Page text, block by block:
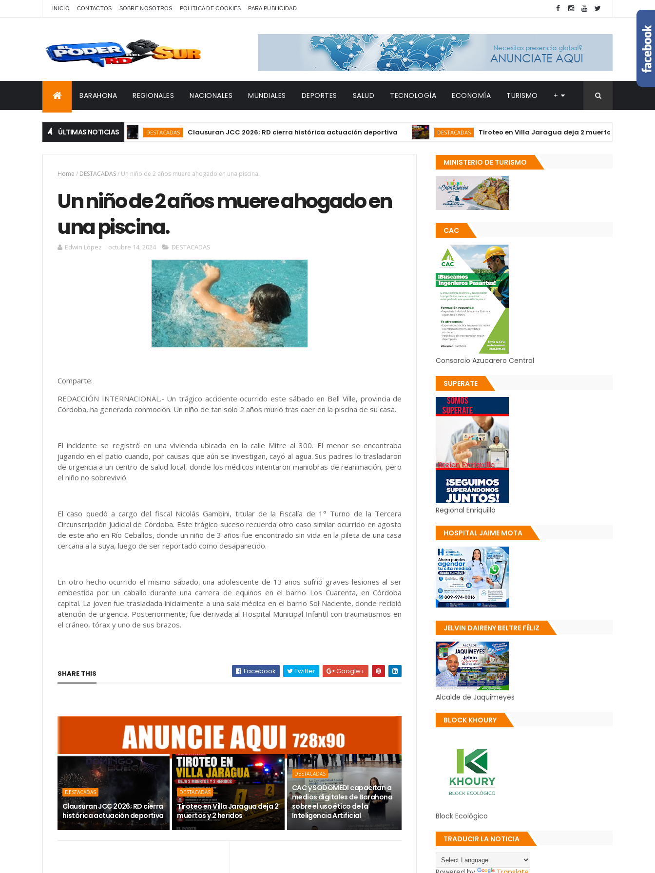
INICIO CONTACTOS SOBRE NOSOTROS POLITICA DE COOKIES PARA PUBLICIDAD
BARAHONA REGIONALES NACIONALES MUNDIALES DEPORTES SALUD TECNOLOGÍA ECONOMÍA TURISMO +
ÚLTIMAS NOTICIAS DESTACADAS Clausuran JCC 2026; RD cierra histórica actuación deportiva DESTACADAS Tiroteo en Villa Jaragua deja 2 muertos y 2 heridos
Home / DESTACADAS/ Un niño de 2 años muere ahogado en una piscina.
Un niño de 2 años muere ahogado en
una piscina.
Edwin López octubre 14, 2024 DESTACADAS
Comparte:
REDACCIÓN INTERNACIONAL.- Un trágico accidente ocurrido este sábado en Bell Ville, provincia de
Córdoba, ha generado conmoción. Un niño de tan solo 2 años murió tras caer en la piscina de su casa.
El incidente se registró en una vivienda ubicada en la calle Mitre al 300. El menor se encontraba
jugando en el patio cuando, por causas que aún se investigan, cayó al agua. Sus padres lo trasladaron
de urgencia a un centro de salud local, donde los médicos intentaron maniobras de reanimación, pero
el niño no sobrevivió.
El caso quedó a cargo del fiscal Nicolás Gambini, titular de la Fiscalía de 1° Turno de la Tercera
Circunscripción Judicial de Córdoba. Este trágico suceso recuerda otro caso similar ocurrido en agosto
de este año en Río Ceballos, donde un niño de 3 años fue encontrado sin vida en la pileta de una casa
cercana a la suya, luego de ser reportado como desaparecido.
En otro hecho ocurrido el mismo sábado, una adolescente de 13 años sufrió graves lesiones al ser
embestida por un caballo durante una carrera de equinos en el barrio Los Cuarenta, en Córdoba
capital. La joven fue trasladada inicialmente a una sala médica en el barrio Sol Naciente, donde recibió
atención de urgencia. Posteriormente, fue derivada al Hospital Municipal Infantil con traumatismos en
el cráneo, tórax y uno de sus brazos.
SHARE THIS Facebook Twitter Google+
DESTACADAS
Clausuran JCC 2026; RD cierra
histórica actuación deportiva
DESTACADAS
Tiroteo en Villa Jaragua deja 2
muertos y 2 heridos
DESTACADAS
CAC y SODOMEDI capacitan a
medios digitales de Barahona
sobre el uso ético de la
Inteligencia Artificial
MINISTERIO DE TURISMO
CAC
Consorcio Azucarero Central
SUPERATE
Regional Enriquillo
HOSPITAL JAIME MOTA
JELVIN DAIRENY BELTRE FÉLIZ
Alcalde de Jaquimeyes
BLOCK KHOURY
Block Ecológico
TRADUCIR LA NOTICIA